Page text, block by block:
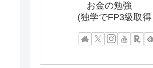
お金の勉強
(独学でFP3級取得